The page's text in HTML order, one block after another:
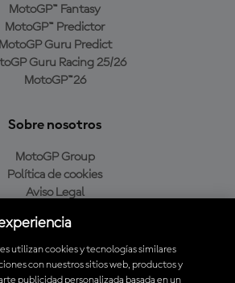
MotoGP™ Fantasy
MotoGP™ Predictor
MotoGP Guru Predict
Guru Racing 25/26
MotoGP™26
Sobre nosotros
MotoGP Group
Política de cookies
Aviso Legal
Política de compra
utilizan cookies y tecnologías similares
con nuestros sitios web, productos y
publicidad personalizada basada en un